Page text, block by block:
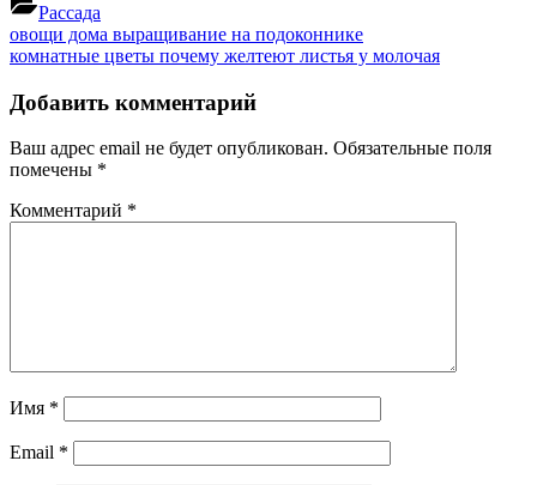
Рассада
Навигация
по
записям
Previous
Post:
овощи дома выращивание на подоконнике
Next
комнатные цветы почему желтеют листья у молочая
Добавить комментарий
Ваш адрес email не будет опубликован. Обязательные поля
помечены *
Комментарий *
Имя *
Email *